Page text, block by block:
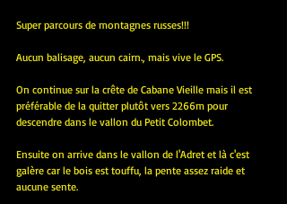
Super parcours de montagnes russes!!!
Aucun balisage, aucun cairn., mais vive le GPS.
On continue sur la crête de Cabane Vieille mais il est
préférable de la quitter plutôt vers 2266m pour
descendre dans le vallon du Petit Colombet.
Ensuite on arrive dans le vallon de l'Adret et là c'est
galère car le bois est touffu, la pente assez raide et
aucune sente.